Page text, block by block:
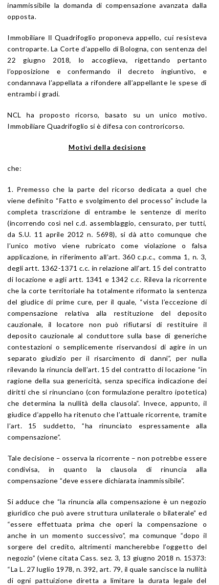
inammissibile la domanda di compensazione avanzata dalla
opposta.
Immobiliare Il Quadrifoglio proponeva appello, cui resisteva
controparte. La Corte d’appello di Bologna, con sentenza del
22 giugno 2018, lo accoglieva, rigettando pertanto
l’opposizione e confermando il decreto ingiuntivo, e
condannava l’appellata a rifondere all’appellante le spese di
entrambi i gradi.
NCL ha proposto ricorso, basato su un unico motivo.
Immobiliare Quadrifoglio si è difesa con controricorso.
Motivi della decisione
che:
1. Premesso che la parte del ricorso dedicata a quel che
viene definito “Fatto e svolgimento del processo” include la
completa trascrizione di entrambe le sentenze di merito
(incorrendo così nel c.d. assemblaggio, censurato, per tutti,
da S.U. 11 aprile 2012 n. 5698), si dà atto comunque che
l’unico motivo viene rubricato come violazione o falsa
applicazione, in riferimento all’art. 360 c.p.c., comma 1, n. 3,
degli artt. 1362-1371 c.c. in relazione all’art. 15 del contratto
di locazione e agli artt. 1341 e 1342 c.c. Rileva la ricorrente
che la corte territoriale ha totalmente riformato la sentenza
del giudice di prime cure, per il quale, “vista l’eccezione di
compensazione relativa alla restituzione del deposito
cauzionale, il locatore non può rifiutarsi di restituire il
deposito cauzionale al conduttore sulla base di generiche
contestazioni o semplicemente riservandosi di agire in un
separato giudizio per il risarcimento di danni”, per nulla
rilevando la rinuncia dell’art. 15 del contratto di locazione “in
ragione della sua genericità, senza specifica indicazione dei
diritti che si rinunciano (con formulazione peraltro ipotetica)
che determina la nullità della clausola”. Invece, appunto, il
giudice d’appello ha ritenuto che l’attuale ricorrente, tramite
l’art. 15 suddetto, “ha rinunciato espressamente alla
compensazione”.
Tale decisione – osserva la ricorrente – non potrebbe essere
condivisa, in quanto la clausola di rinuncia alla
compensazione “deve essere dichiarata inammissibile”.
Si adduce che “la rinuncia alla compensazione è un negozio
giuridico che può avere struttura unilaterale o bilaterale” ed
“essere effettuata prima che operi la compensazione o
anche in un momento successivo”, ma comunque “dopo il
sorgere del credito, altrimenti mancherebbe l’oggetto del
negozio” (viene citata Cass. sez. 3, 13 giugno 2018 n. 15373:
“La L. 27 luglio 1978, n. 392, art. 79, il quale sancisce la nullità
di ogni pattuizione diretta a limitare la durata legale del